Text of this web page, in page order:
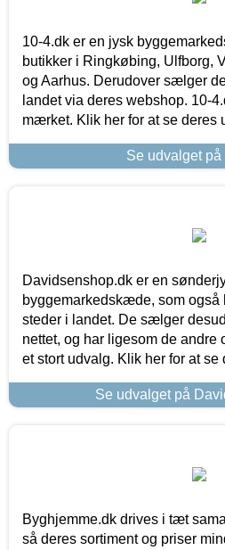
10-4.dk er en jysk
butikker i Ringkøbing, Ulfborg,
og Aarhus. Derudover sælger
landet via deres webshop. 10-
mærket. Klik her for at se deres
Se udvalget på
Davidsenshop.dk er en
byggemarkedskæde, som også
steder i landet. De sælger
nettet, og har ligesom de andre
et stort udvalg. Klik her for at se
Se udvalget på
Byghjemme.dk drives i tæt
så deres sortiment og priser